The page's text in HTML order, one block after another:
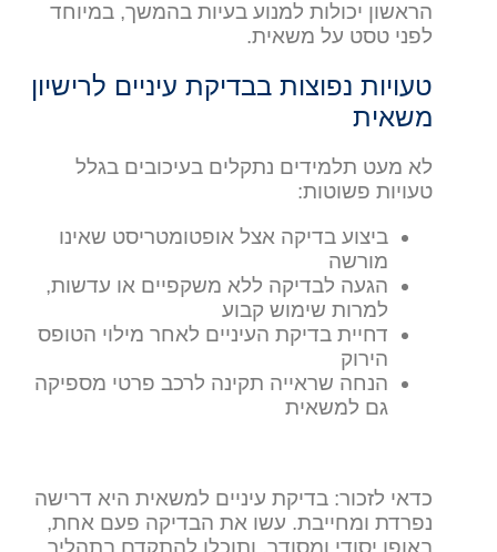
הראשון יכולות למנוע בעיות בהמשך, במיוחד
לפני טסט על משאית.
טעויות נפוצות בבדיקת עיניים לרישיון
משאית
לא מעט תלמידים נתקלים בעיכובים בגלל
טעויות פשוטות:
ביצוע בדיקה אצל אופטומטריסט שאינו
מורשה
הגעה לבדיקה ללא משקפיים או עדשות,
למרות שימוש קבוע
דחיית בדיקת העיניים לאחר מילוי הטופס
הירוק
הנחה שראייה תקינה לרכב פרטי מספיקה
גם למשאית
כדאי לזכור: בדיקת עיניים למשאית היא דרישה
נפרדת ומחייבת. עשו את הבדיקה פעם אחת,
באופן יסודי ומסודר, ותוכלו להתקדם בתהליך